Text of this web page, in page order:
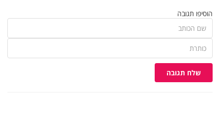
הוסיפו תגובה
שלח תגובה